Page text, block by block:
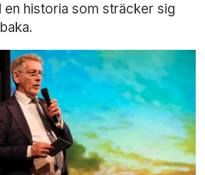
en historia som sträcker sig